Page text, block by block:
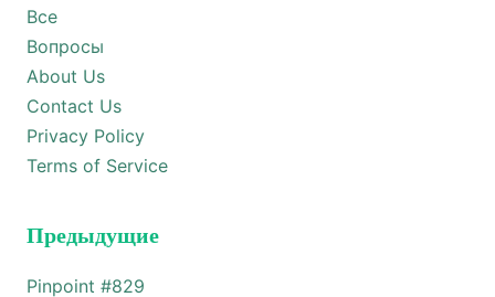
Все
Вопросы
About Us
Contact Us
Privacy Policy
Terms of Service
Предыдущие
Pinpoint #829